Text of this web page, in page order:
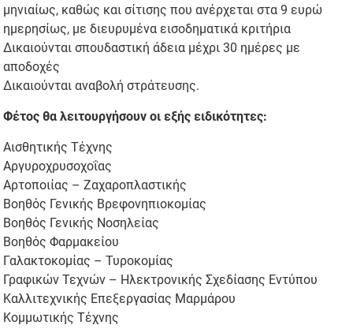
μηνιαίως, καθώς και σίτισης που ανέρχεται στα 9 ευρώ
ημερησίως, με διευρυμένα εισοδηματικά κριτήρια
Δικαιούνται σπουδαστική άδεια μέχρι 30 ημέρες με
αποδοχές
Δικαιούνται αναβολή στράτευσης.
Φέτος θα λειτουργήσουν οι εξής ειδικότητες:
Αισθητικής Τέχνης
Αργυροχρυσοχοΐας
Αρτοποιίας – Ζαχαροπλαστικής
Βοηθός Γενικής Βρεφονηπιοκομίας
Βοηθός Γενικής Νοσηλείας
Βοηθός Φαρμακείου
Γαλακτοκομίας – Τυροκομίας
Γραφικών Τεχνών – Ηλεκτρονικής Σχεδίασης Εντύπου
Καλλιτεχνικής Επεξεργασίας Μαρμάρου
Κομμωτικής Τέχνης